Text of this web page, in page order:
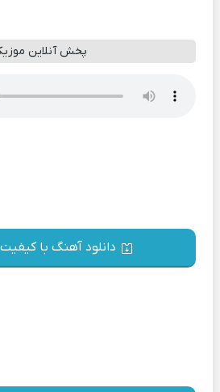
پخش آنلاین
دانلود آهنگ با کیفیت